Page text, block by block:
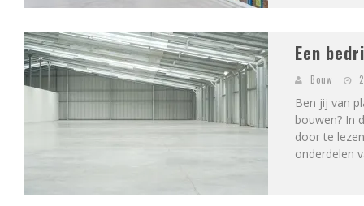
Een
Bouw
Ben jij van
bouwen? In
door te
onderdelen